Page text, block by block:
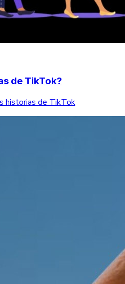
de TikTok?
historias de TikTok